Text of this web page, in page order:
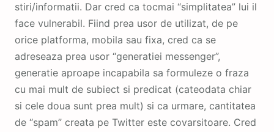
stiri/informatii. Dar cred ca tocmai “simplitatea” lui il
face vulnerabil. Fiind prea usor de utilizat, de pe
orice platforma, mobila sau fixa, cred ca se
adreseaza prea usor “generatiei messenger”,
generatie aproape incapabila sa formuleze o fraza
cu mai mult de subiect si predicat (cateodata chiar
si cele doua sunt prea mult) si ca urmare, cantitatea
de “spam” creata pe Twitter este covarsitoare. Cred